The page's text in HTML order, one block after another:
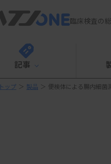
臨床検査の
記事
ップ ＞ 製品 ＞ 便検体による腸内細